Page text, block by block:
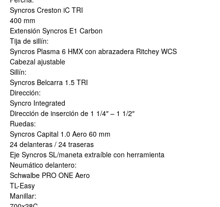
Syncros Creston iC TRI
400 mm
Extensión Syncros E1 Carbon
Tija de sillín:
Syncros Plasma 6 HMX con abrazadera Ritchey WCS
Cabezal ajustable
Sillín:
Syncros Belcarra 1.5 TRI
Dirección:
Syncro Integrated
Dirección de inserción de 1 1/4″ – 1 1/2″
Ruedas:
Syncros Capital 1.0 Aero 60 mm
24 delanteras / 24 traseras
Eje Syncros SL/maneta extraíble con herramienta
Neumático delantero:
Schwalbe PRO ONE Aero
TL-Easy
Manillar: